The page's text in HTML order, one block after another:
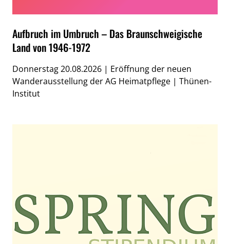
Aufbruch im Umbruch – Das Braunschweigische
Land von 1946-1972
Donnerstag 20.08.2026 | Eröffnung der neuen
Wanderausstellung der AG Heimatpflege | Thünen-
Institut